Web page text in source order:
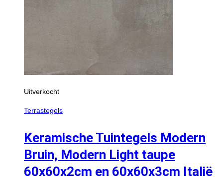
Uitverkocht
Terrastegels
Keramische Tuintegels Modern
Bruin, Modern Light taupe
60x60x2cm en 60x60x3cm Italië